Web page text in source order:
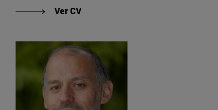
Ver CV"Ver CV de Inmaculada Pascual